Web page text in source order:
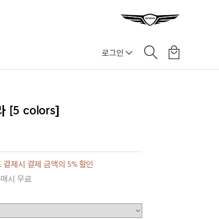
로그인
[5 colors]
결제시 결제 금액의 5% 할인
시 무료